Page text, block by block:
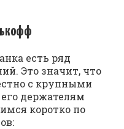
есть ряд
Это значит, что
с крупными
держателям
коротко по